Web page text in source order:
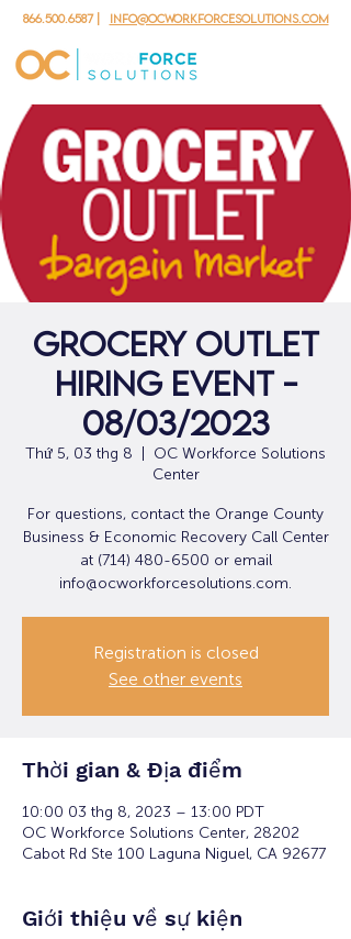
866.500.6587| info@ocworkforcesolutions.com
Grocery Outlet
Hiring Event -
08/03/2023
Thứ 5, 03 thg 8
OC Workforce Solutions
Center
For questions, contact the Orange County
Business & Economic Recovery Call Center
at (714) 480-6500 or email
info@ocworkforcesolutions.com.
Registration is closed
See other events
Thời gian & Địa điểm
10:00 03 thg 8, 2023 – 13:00 PDT
OC Workforce Solutions Center, 28202
Cabot Rd Ste 100 Laguna Niguel, CA 92677
Giới thiệu về sự kiện